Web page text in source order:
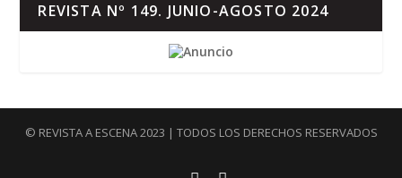
REVISTA Nº 149. JUNIO-AGOSTO 2024
© REVISTA A ESCENA 2023 | TODOS LOS DERECHOS RESERVADOS